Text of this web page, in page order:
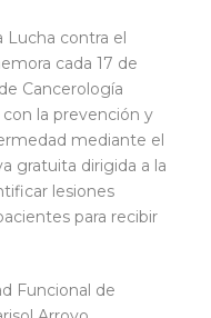
Lucha contra el
cada 17 de
Cancerología
la prevención y
mediante el
gratuita dirigida a la
lesiones
para recibir
Funcional de